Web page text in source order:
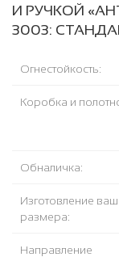
И РУЧКОЙ
3003:
Огнестойкость:
Коробка и
Обналичка:
Изготовление
размера:
Направление